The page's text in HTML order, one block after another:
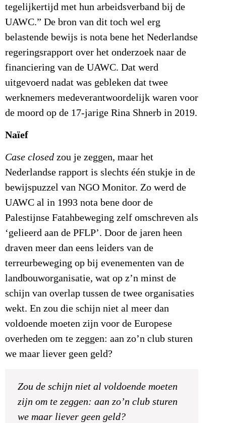
tegelijkertijd met hun arbeidsverband bij de
UAWC.” De bron van dit toch wel erg
belastende bewijs is nota bene het Nederlandse
regeringsrapport over het onderzoek naar de
financiering van de UAWC. Dat werd
uitgevoerd nadat was gebleken dat twee
werknemers medeverantwoordelijk waren voor
de moord op de 17-jarige Rina Shnerb in 2019.
Naïef
Case closed zou je zeggen, maar het
Nederlandse rapport is slechts één stukje in de
bewijspuzzel van NGO Monitor. Zo werd de
UAWC al in 1993 nota bene door de
Palestijnse Fatahbeweging zelf omschreven als
‘gelieerd aan de PFLP’. Door de jaren heen
draven meer dan eens leiders van de
terreurbeweging op bij evenementen van de
landbouworganisatie, wat op z’n minst de
schijn van overlap tussen de twee organisaties
wekt. En zou die schijn niet al meer dan
voldoende moeten zijn voor de Europese
overheden om te zeggen: aan zo’n club sturen
we maar liever geen geld?
Zou de schijn niet al voldoende moeten
zijn om te zeggen: aan zo’n club sturen
we maar liever geen geld?